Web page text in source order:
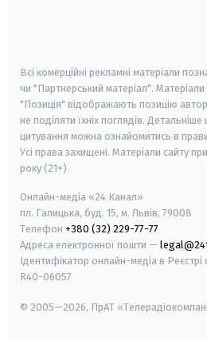
Всі комерційні рекламні матеріали
чи "Партнерський матеріал".
"Позиція" відображають позицію
не поділяти їхніх поглядів.
цитування можна ознайомитись в
Усі права захищені. Матеріали сайту
року (21+)
Онлайн-медіа «24 Канал»
пл. Галицька, буд. 15, м. Львів, 79008
Телефон +380 (32) 229-77-77
Адреса електронної пошти —
Ідентифікатор онлайн-медіа в Реєстрі
R40-06057
© 2005—2026, ПрАТ